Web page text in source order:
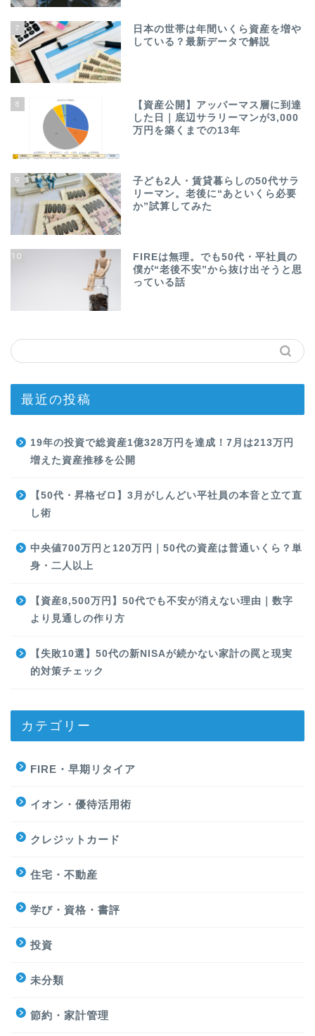
7
日本の世帯は年間いくら資産を増や
している？最新データで解説
8
【資産公開】アッパーマス層に到達
した日｜底辺サラリーマンが3,000
万円を築くまでの13年
9
子ども2人・賃貸暮らしの50代サラ
リーマン。老後に“あといくら必要
か”試算してみた
10
FIREは無理。でも50代・平社員の
僕が“老後不安”から抜け出そうと思
っている話
最近の投稿
19年の投資で総資産1億328万円を達成！7月は213万円
増えた資産推移を公開
【50代・昇格ゼロ】3月がしんどい平社員の本音と立て直
し術
中央値700万円と120万円｜50代の資産は普通いくら？単
身・二人以上
【資産8,500万円】50代でも不安が消えない理由｜数字
より見通しの作り方
【失敗10選】50代の新NISAが続かない家計の罠と現実
的対策チェック
カテゴリー
FIRE・早期リタイア
イオン・優待活用術
クレジットカード
住宅・不動産
学び・資格・書評
投資
未分類
節約・家計管理